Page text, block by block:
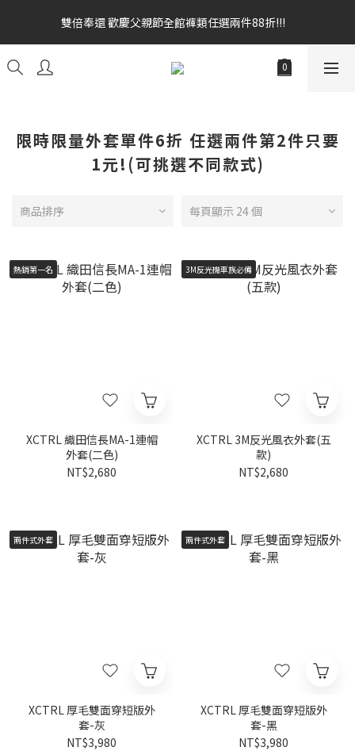
雙倍奉還 歡慶父親節全館褲類任選兩件88折!!!
雙倍奉還 歡慶父親節全館褲類任選兩件88折!!!
全館消費滿額$1680贈3D好野貓公仔(絲綢鐵黑) 滿額$2499贈達摩
金幣 送完為止!  滿$3000再贈現金卷$300元
限時限量外套單件6折 任選兩件第2件只要
1元!(可挑選不同款式)
商品排序 每頁顯示 24 個
熱銷第一名
XCTRL 織田信長MA-1連帽
外套(二色)
NT$2,680
3M反光機車族必備
XCTRL 3M反光風衣外套(五
款)
NT$2,680
兩件式外套
XCTRL 厚毛雙面穿短版外
套-灰
NT$3,980
兩件式外套
XCTRL 厚毛雙面穿短版外
套-黑
NT$3,980